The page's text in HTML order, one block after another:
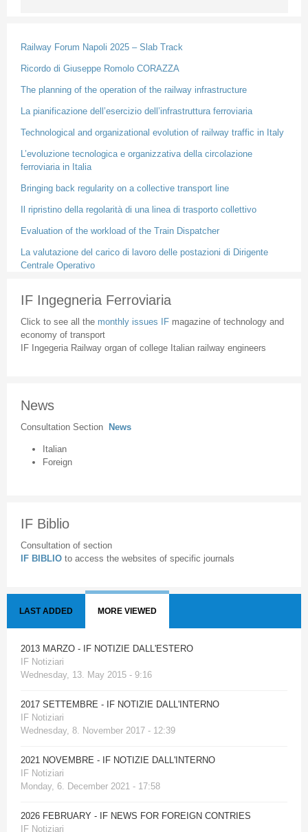
Railway Forum Napoli 2025 – Slab Track
Ricordo di Giuseppe Romolo CORAZZA
The planning of the operation of the railway infrastructure
La pianificazione dell’esercizio dell’infrastruttura ferroviaria
Technological and organizational evolution of railway traffic in Italy
L’evoluzione tecnologica e organizzativa della circolazione
ferroviaria in Italia
Bringing back regularity on a collective transport line
Il ripristino della regolarità di una linea di trasporto collettivo
Evaluation of the workload of the Train Dispatcher
La valutazione del carico di lavoro delle postazioni di Dirigente
Centrale Operativo
IF Ingegneria Ferroviaria
Click to see all the monthly issues IF magazine of technology and
economy of transport
IF Ingegeria Railway organ of college Italian railway engineers
News
Consultation Section News
Italian
Foreign
IF Biblio
Consultation of section
IF BIBLIO to access the websites of specific journals
LAST ADDED MORE VIEWED
2013 MARZO - IF NOTIZIE DALL'ESTERO
IF Notiziari
Wednesday, 13. May 2015 - 9:16
2017 SETTEMBRE - IF NOTIZIE DALL'INTERNO
IF Notiziari
Wednesday, 8. November 2017 - 12:39
2021 NOVEMBRE - IF NOTIZIE DALL'INTERNO
IF Notiziari
Monday, 6. December 2021 - 17:58
2026 FEBRUARY - IF NEWS FOR FOREIGN CONTRIES
IF Notiziari